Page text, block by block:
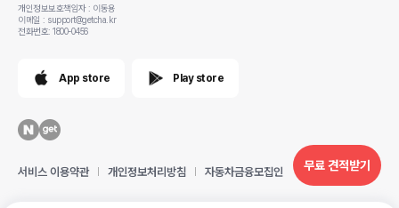
무료 견적받기
개인정보보호책임자 : 이동용
이메일 : support@getcha.kr
전화번호: 1800-0456
App store Play store
서비스 이용약관 개인정보처리방침 자동차금융모집인